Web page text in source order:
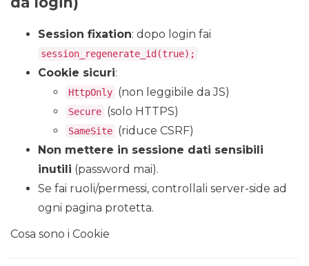
Session fixation: dopo login fai
session_regenerate_id(true);
Cookie sicuri:
HttpOnly (non leggibile da JS)
Secure (solo HTTPS)
SameSite (riduce CSRF)
Non mettere in sessione dati sensibili
inutili (password mai).
Se fai ruoli/permessi, controllali server-side ad
ogni pagina protetta.
Cosa sono i Cookie